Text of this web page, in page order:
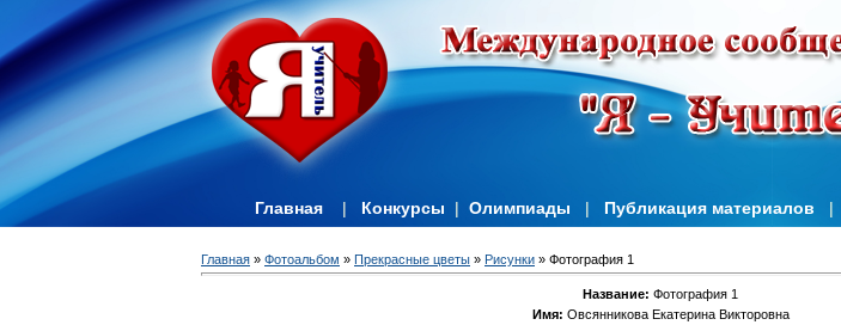
Главная | Конкурсы | Олимпиады | Публикация материалов |
Главная » Фотоальбом » Прекрасные цветы » Рисунки » Фотография 1
Название: Фотография 1
Имя: Овсянникова Екатерина Викторовна